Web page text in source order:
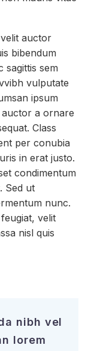
auctor
bibendum
sagittis sem
vulputate
ipsum
a ornare
Class
per conubia
in erat justo.
condimentum
Sed ut
nunc.
velit
nisl quis
nibh vel
lorem